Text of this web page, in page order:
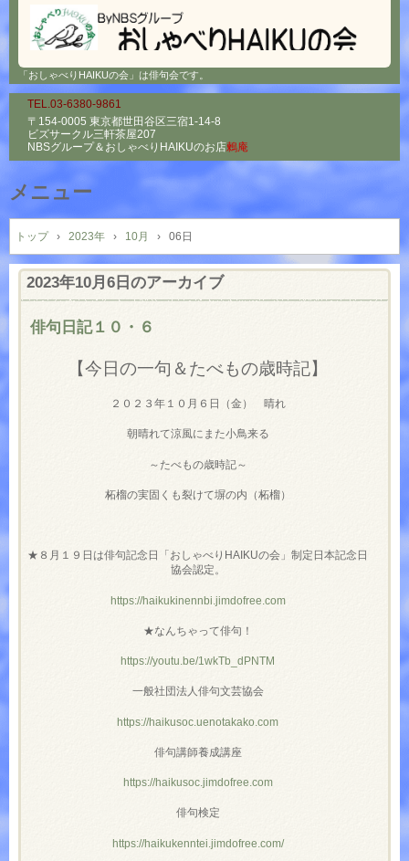
「おしゃべりHAIKUの会」は俳句会です。
TEL.03-6380-9861
〒154-0005 東京都世田谷区三宿1-14-8
ビズサークル三軒茶屋207
NBSグループ＆ おしゃべりHAIKUのお店鶫庵
メニュー
コ
ン
テ
ン
トップ › 2023年 › 10月 › 06日
2023年10月6日 のアーカイブ
俳句日記１０・６
【今日の一句＆たべもの歳時記】
２０２３年１０月６日（金） 晴れ
朝晴れて涼風にまた小鳥来る
～たべもの歳時記～
柘榴の実固くも裂けて塀の内（柘榴）
★８月１９日は俳句記念日「おしゃべりHAIKUの会」制定日本記念日
協会認定。
https://haikukinennbi.jimdofree.com
★なんちゃって俳句！
https://youtu.be/1wkTb_dPNTM
一般社団法人俳句文芸協会
https://haikusoc.uenotakako.com
俳句講師養成講座
https://haikusoc.jimdofree.com
俳句検定
https://haikukenntei.jimdofree.com/